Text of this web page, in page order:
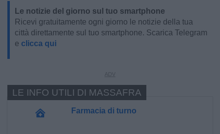
Le notizie del giorno sul tuo smartphone
Ricevi gratuitamente ogni giorno le notizie della tua
città direttamente sul tuo smartphone. Scarica Telegram
e clicca qui
Farmacia di turno
LE INFO UTILI DI MASSAFRA